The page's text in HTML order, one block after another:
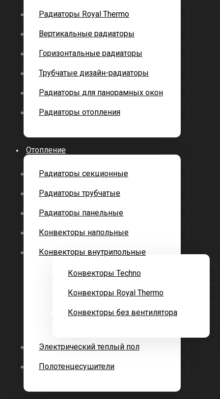
Радиаторы Royal Thermo
Вертикальные радиаторы
Горизонтальные радиаторы
Трубчатые дизайн-радиаторы
Радиаторы для панорамных окон
Радиаторы отопления
Отопление
Радиаторы секционные
Радиаторы трубчатые
Радиаторы панельные
Конвекторы напольные
Конвекторы внутрипольные
Конвекторы Techno
Конвекторы Royal Thermo
Конвекторы без вентилятора
Электрический теплый пол
Полотенцесушители